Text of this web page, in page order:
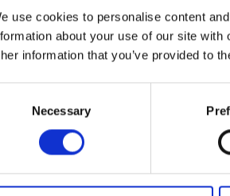
use cookies to personalise content
about your use of our site
information that you’ve provided to
Necessary
Fotograf:
Andra saltstänktaaktiviteteratt